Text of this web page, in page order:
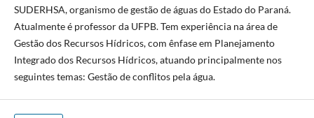
SUDERHSA, organismo de gestão de águas do Estado do Paraná.
Atualmente é professor da UFPB. Tem experiência na área de
Gestão dos Recursos Hídricos, com ênfase em Planejamento
Integrado dos Recursos Hídricos, atuando principalmente nos
seguintes temas: Gestão de conflitos pela água.